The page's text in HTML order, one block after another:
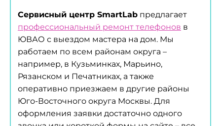
Сервисный центр SmartLab предлагает
профессиональный ремонт телефонов в
ЮВАО с выездом мастера на дом. Мы
работаем по всем районам округа –
например, в Кузьминках, Марьино,
Рязанском и Печатниках, а также
оперативно приезжаем в другие районы
Юго-Восточного округа Москвы. Для
оформления заявки достаточно одного